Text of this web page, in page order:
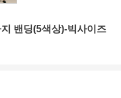
밴딩(5색상)-빅사이즈